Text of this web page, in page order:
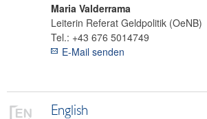
Maria Valderrama
Leiterin Referat Geldpolitik (OeNB)
Tel.: +43 676 5014749
E-Mail senden
English